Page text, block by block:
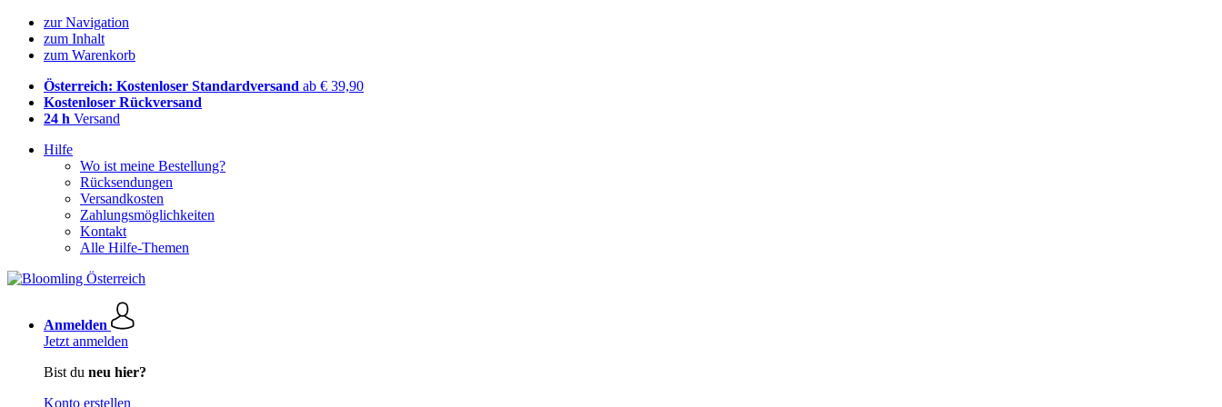
zur Navigation
zum Inhalt
zum Warenkorb
Österreich: Kostenloser Standardversand ab € 39,90
Kostenloser Rückversand
24 h Versand
Hilfe
Wo ist meine Bestellung?
Rücksendungen
Versandkosten
Zahlungsmöglichkeiten
Kontakt
Alle Hilfe-Themen
Anmelden
Jetzt anmelden
Bist du neu hier?
Konto erstellen